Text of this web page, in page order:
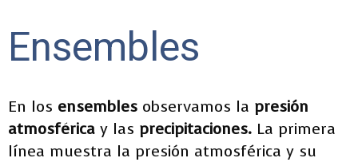
Ensembles
En los ensembles observamos la presión
atmosférica y las precipitaciones. La primera
línea muestra la presión atmosférica y su